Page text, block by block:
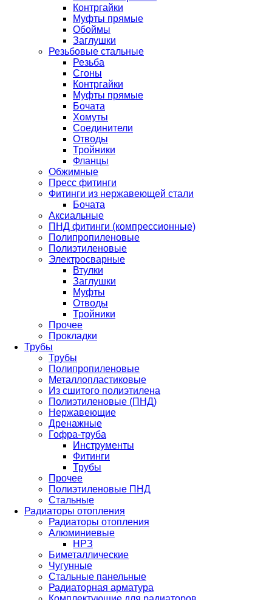
Контргайки
Муфты прямые
Обоймы
Заглушки
Резьбовые стальные
Резьба
Сгоны
Контргайки
Муфты прямые
Бочата
Хомуты
Соединители
Отводы
Тройники
Фланцы
Обжимные
Пресс фитинги
Фитинги из нержавеющей стали
Бочата
Аксиальные
ПНД фитинги (компрессионные)
Полипропиленовые
Полиэтиленовые
Электросварные
Втулки
Заглушки
Муфты
Отводы
Тройники
Прочее
Прокладки
Трубы
Трубы
Полипропиленовые
Металлопластиковые
Из сшитого полиэтилена
Полиэтиленовые (ПНД)
Нержавеющие
Дренажные
Гофра-труба
Инструменты
Фитинги
Трубы
Прочее
Полиэтиленовые ПНД
Стальные
Радиаторы отопления
Радиаторы отопления
Алюминиевые
НРЗ
Биметаллические
Чугунные
Стальные панельные
Радиаторная арматура